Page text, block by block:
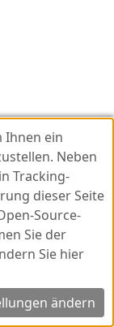
v2024.8.9
Ihnen ein
Neben
Tracking-
dieser Seite
Source-
Sie der
Sie hier
ändern